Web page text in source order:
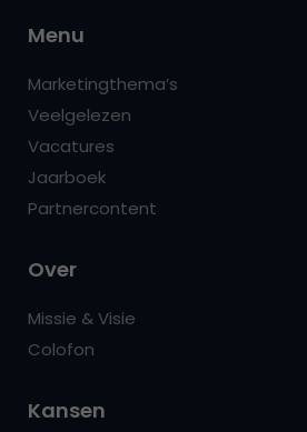
Menu
Marketingthema’s
Veelgelezen
Vacatures
Jaarboek
Partnercontent
Over
Missie & Visie
Colofon
Kansen